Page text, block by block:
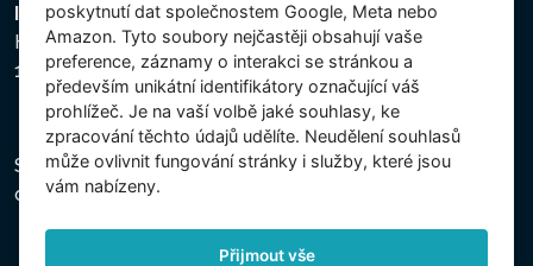
Intex Trading, s.r.o.
Hradecká 2526/3
130 00 Praha 3 - Česká republika
Společnost je zapsána u Městského soudu v Praze,
oddíl C, vložka 74759, IČ 26150808, DIČ CZ26150808.
poskytnutí dat společnostem Google, Meta nebo
Amazon. Tyto soubory nejčastěji obsahují vaše
preference, záznamy o interakci se stránkou a
především unikátní identifikátory označující váš
prohlížeč. Je na vaší volbě jaké souhlasy, ke
zpracování těchto údajů udělíte. Neudělení souhlasů
může ovlivnit fungování stránky i služby, které jsou
vám nabízeny.
Přijmout vše